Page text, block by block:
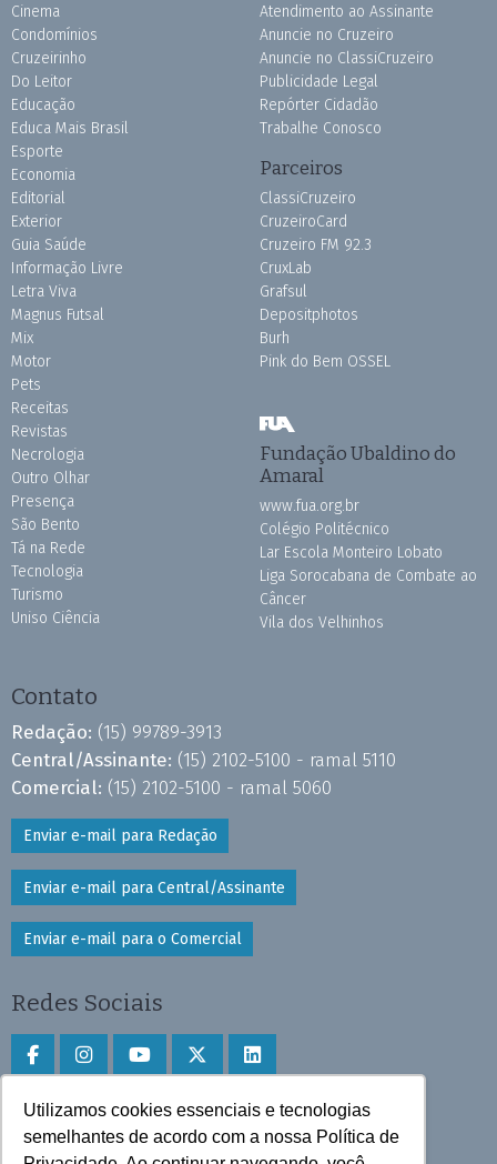
Utilizamos cookies essenciais e tecnologias
semelhantes de acordo com a nossa Política de
Cinema
Condomínios
Cruzeirinho
Do Leitor
Educação
Educa Mais Brasil
Esporte
Economia
Editorial
Exterior
Guia Saúde
Informação Livre
Letra Viva
Magnus Futsal
Mix
Motor
Pets
Receitas
Revistas
Necrologia
Outro Olhar
Presença
São Bento
Tá na Rede
Tecnologia
Turismo
Uniso Ciência
Atendimento ao Assinante
Anuncie no Cruzeiro
Anuncie no ClassiCruzeiro
Publicidade Legal
Repórter Cidadão
Trabalhe Conosco
Parceiros
ClassiCruzeiro
CruzeiroCard
Cruzeiro FM 92.3
CruxLab
Grafsul
Depositphotos
Burh
Pink do Bem OSSEL
Fundação Ubaldino do
Amaral
www.fua.org.br
Colégio Politécnico
Lar Escola Monteiro Lobato
Liga Sorocabana de Combate ao
Câncer
Vila dos Velhinhos
Contato
Redação: (15) 99789-3913
Central/Assinante: (15) 2102-5100 - ramal 5110
Comercial: (15) 2102-5100 - ramal 5060
Enviar e-mail para Redação
Enviar e-mail para Central/Assinante
Enviar e-mail para o Comercial
Redes Sociais
Faça download do aplicativo